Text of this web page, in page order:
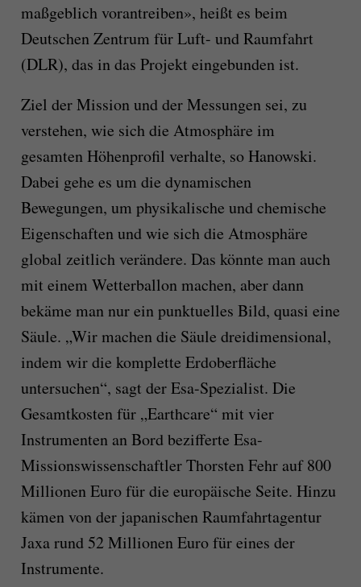
maßgeblich vorantreiben», heißt es beim
Deutschen Zentrum für Luft- und Raumfahrt
(DLR), das in das Projekt eingebunden ist.
Ziel der Mission und der Messungen sei, zu
verstehen, wie sich die Atmosphäre im
gesamten Höhenprofil verhalte, so Hanowski.
Dabei gehe es um die dynamischen
Bewegungen, um physikalische und chemische
Eigenschaften und wie sich die Atmosphäre
global zeitlich verändere. Das könnte man auch
mit einem Wetterballon machen, aber dann
bekäme man nur ein punktuelles Bild, quasi eine
Säule. „Wir machen die Säule dreidimensional,
indem wir die komplette Erdoberfläche
untersuchen“, sagt der Esa-Spezialist. Die
Gesamtkosten für „Earthcare“ mit vier
Instrumenten an Bord bezifferte Esa-
Missionswissenschaftler Thorsten Fehr auf 800
Millionen Euro für die europäische Seite. Hinzu
kämen von der japanischen Raumfahrtagentur
Jaxa rund 52 Millionen Euro für eines der
Instrumente.